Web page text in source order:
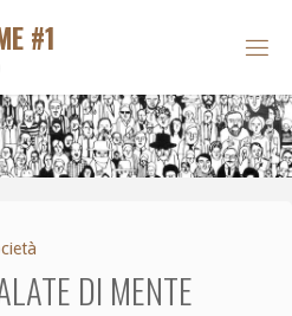
#1
DI MENTE